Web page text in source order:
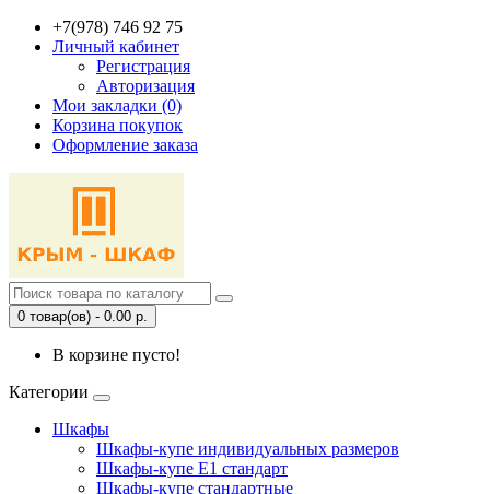
+7(978) 746 92 75
Личный кабинет
Регистрация
Авторизация
Мои закладки (0)
Корзина покупок
Оформление заказа
0 товар(ов) - 0.00 р.
В корзине пусто!
Категории
Шкафы
Шкафы-купе индивидуальных размеров
Шкафы-купе Е1 стандарт
Шкафы-купе стандартные